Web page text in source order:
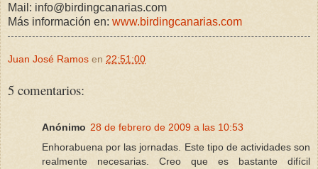
Mail: info@birdingcanarias.com
Más información en: www.birdingcanarias.com
Juan José Ramos en 22:51:00
5 comentarios:
Anónimo 28 de febrero de 2009 a las 10:53
Enhorabuena por las jornadas. Este tipo de actividades son
realmente necesarias. Creo que es bastante difícil